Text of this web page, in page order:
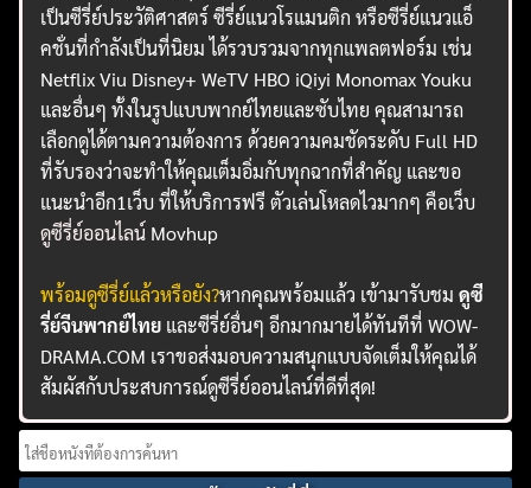
เป็นซีรี่ย์ประวัติศาสตร์ ซีรี่ย์แนวโรแมนติก หรือซีรี่ย์แนวแอ็
คชั่นที่กำลังเป็นที่นิยม ได้รวบรวมจากทุกแพลตฟอร์ม เช่น
Netflix Viu Disney+ WeTV HBO iQiyi Monomax Youku
และอื่นๆ ทั้งในรูปแบบพากย์ไทยและซับไทย คุณสามารถ
เลือกดูได้ตามความต้องการ ด้วยความคมชัดระดับ Full HD
ที่รับรองว่าจะทำให้คุณเต็มอิ่มกับทุกฉากที่สำคัญ และขอ
แนะนำอีก1เว็บ ที่ให้บริการฟรี ตัวเล่นโหลดไวมากๆ คือเว็บ
ดูซีรี่ย์ออนไลน์ Movhup
พร้อมดูซีรี่ย์แล้วหรือยัง?หากคุณพร้อมแล้ว เข้ามารับชมดูซี
รี่ย์จีนพากย์ไทย และซีรี่ย์อื่นๆ อีกมากมายได้ทันทีที่ WOW-
DRAMA.COM เราขอส่งมอบความสนุกแบบจัดเต็มให้คุณได้
สัมผัสกับประสบการณ์ดูซีรี่ย์ออนไลน์ที่ดีที่สุด!
Search
for: